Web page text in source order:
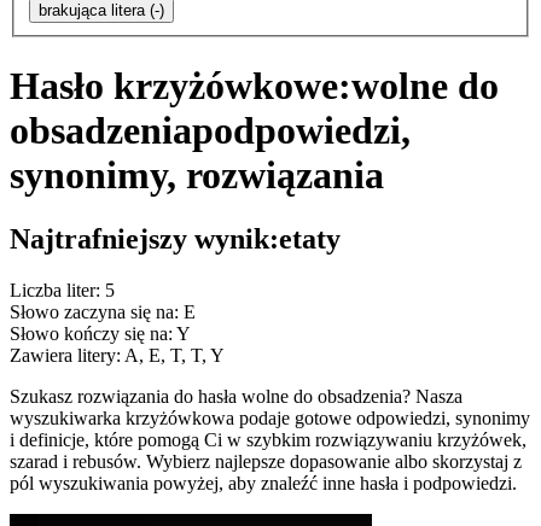
brakująca litera (-)
Hasło krzyżówkowe:wolne do
obsadzeniapodpowiedzi,
synonimy, rozwiązania
Najtrafniejszy wynik:etaty
Liczba liter: 5
Słowo zaczyna się na: E
Słowo kończy się na: Y
Zawiera litery: A, E, T, T, Y
Szukasz rozwiązania do hasła wolne do obsadzenia? Nasza
wyszukiwarka krzyżówkowa podaje gotowe odpowiedzi, synonimy
i definicje, które pomogą Ci w szybkim rozwiązywaniu krzyżówek,
szarad i rebusów. Wybierz najlepsze dopasowanie albo skorzystaj z
pól wyszukiwania powyżej, aby znaleźć inne hasła i podpowiedzi.